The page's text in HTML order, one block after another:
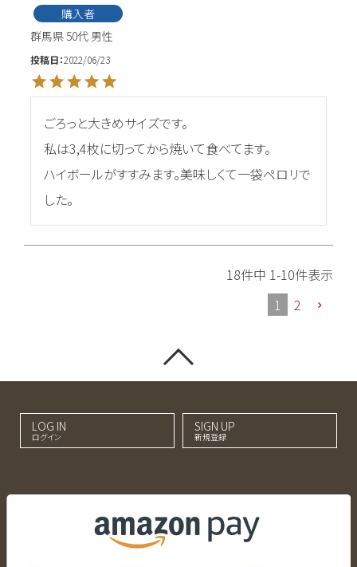
購入者
群馬県50代 男性
投稿日 2022/06/23
ごろっと大きめサイズです。
私は3,4枚に切ってから焼いて食べてます。
ハイボールがすすみます。美味しくて一袋ペロリで
した。
18件中 1-10件表示
1
2
LOG IN
ログイン
SIGN UP
新規登録